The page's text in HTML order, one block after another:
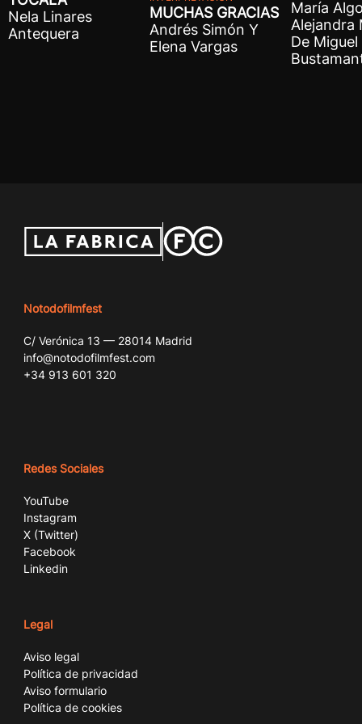
Nela Linares
Antequera
MUCHAS GRACIAS
Andrés Simón Y
Elena Vargas
María
Alejandra
De
Notodofilmfest
C/ Verónica 13 — 28014 Madrid
info@notodofilmfest.com
+34 913 601 320
Redes Sociales
YouTube
Instagram
X (Twitter)
Facebook
Linkedin
Legal
Aviso legal
Política de privacidad
Aviso formulario
Política de cookies